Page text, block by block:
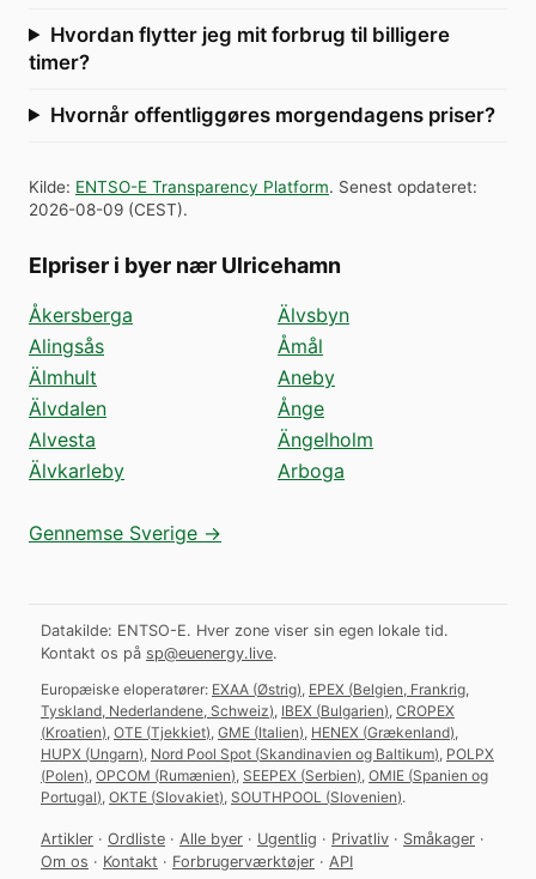
Hvordan flytter jeg mit forbrug til billigere
timer?
Hvornår offentliggøres morgendagens priser?
Kilde: ENTSO-E Transparency Platform. Senest opdateret:
2026-08-09 (CEST).
Elpriser i byer nær Ulricehamn
Åkersberga
Alingsås
Älmhult
Älvdalen
Alvesta
Älvkarleby
Älvsbyn
Åmål
Aneby
Ånge
Ängelholm
Arboga
Gennemse Sverige →
Datakilde: ENTSO-E. Hver zone viser sin egen lokale tid.
Kontakt os på sp@euenergy.live.
Europæiske eloperatører: EXAA (Østrig) EPEX (Belgien, Frankrig,
Tyskland, Nederlandene, Schweiz) IBEX (Bulgarien) CROPEX
(Kroatien) OTE (Tjekkiet) GME (Italien) HENEX (Grækenland)
HUPX (Ungarn) Nord Pool Spot (Skandinavien og Baltikum) POLPX
(Polen) OPCOM (Rumænien) SEEPEX (Serbien) OMIE (Spanien og
Portugal) OKTE (Slovakiet) SOUTHPOOL (Slovenien).
Artikler · Ordliste · Alle byer · Ugentlig · Privatliv · Småkager ·
Om os · Kontakt · Forbrugerværktøjer · API